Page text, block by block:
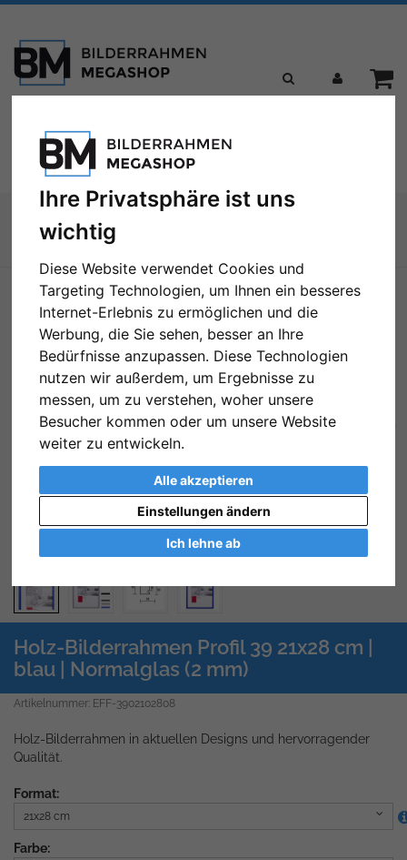
Ihre Privatsphäre ist uns
wichtig
Diese Website verwendet Cookies und
Targeting Technologien, um Ihnen ein besseres
Internet-Erlebnis zu ermöglichen und die
Werbung, die Sie sehen, besser an Ihre
Bedürfnisse anzupassen. Diese Technologien
nutzen wir außerdem, um Ergebnisse zu
messen, um zu verstehen, woher unsere
Besucher kommen oder um unsere Website
weiter zu entwickeln.
Alle akzeptieren
Ich lehne ab
Einstellungen ändern
Toggle
navigation
Menü
Sie sind hier:
Zurück
Holz-Bilderrahmen Profil 39 21x28 cm |
blau | Normalglas (2 mm)
Artikelnummer: EFF-3902102808
Holz-Bilderrahmen in aktuellen Designs und hervorragender
Qualität.
Format:
21x28 cm
Farbe: